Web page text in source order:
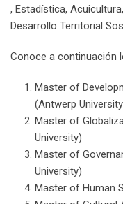
, Estadística,
Desarrollo Territorial
Conoce a continuación
Master of
(Antwerp
Master of
University)
Master of
University)
Master of Human